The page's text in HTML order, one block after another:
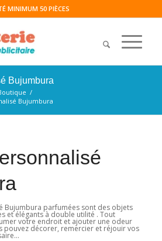
MINIMUM 50 PIÈCES
Bujumbura
/
Bujumbura
Bujumbura parfumées sont des objets
et élégants à double utilité . Tout
votre endroit et ajouter une odeur
pouvez décorer, remercier et réjouir vos